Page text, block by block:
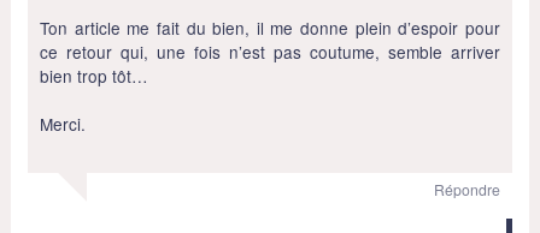
Ton article me fait du bien, il me donne plein d’espoir pour
ce retour qui, une fois n’est pas coutume, semble arriver
bien trop tôt…
Merci.
Répondre